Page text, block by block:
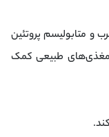
و متابولیسم پروتئین
مغذی‌های طبیعی کمک